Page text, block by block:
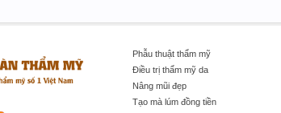
Phẫu thuật thẩm mỹ
Điều trị thẩm mỹ da
Nâng mũi đẹp
Tạo mà lúm đồng tiền